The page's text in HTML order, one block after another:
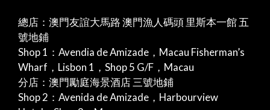
總店：澳門友誼大馬路 澳門漁人碼頭 里斯本一館 五
號地鋪
Shop 1：Avendia de Amizade，Macau Fisherman’s
Wharf，Lisbon 1，Shop 5 G/F，Macau
分店：澳門勵庭海景酒店 三號地鋪
Shop 2：Avenida de Amizade，Harbourview